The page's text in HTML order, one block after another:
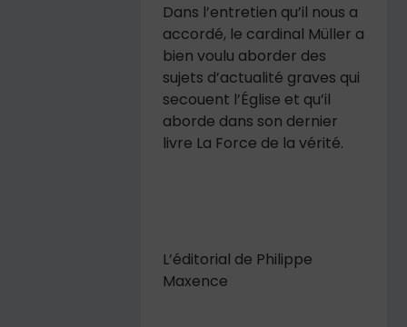
Dans l’entretien qu’il nous a
accordé, le cardinal Müller a
bien voulu aborder des
sujets d’actualité graves qui
secouent l’Église et qu’il
aborde dans son dernier
livre La Force de la vérité.
L’éditorial de Philippe
Maxence